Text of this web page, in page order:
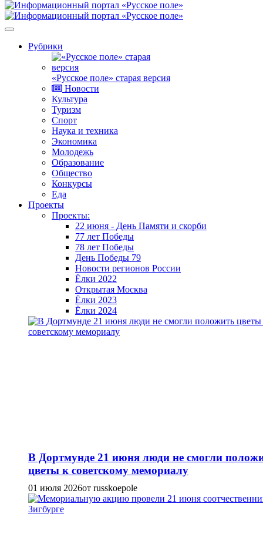
Рубрики
«Русское поле» старая версия
Новости
Культура
Туризм
Спорт
Наука и техника
Экономика
Молодежь
Образование
Общество
Конкурсы
Еда
Проекты
Проекты:
22 июня - День Памяти и скорби
77 лет Победы
78 лет Победы
День Победы 79
Новости регионов России
Ёлки 2022
Открытая Москва
Ёлки 2023
Ёлки 2024
В Дортмунде 21 июня люди не смогли
цветы к советскому мемориалу
01 июля 2026от russkoepole